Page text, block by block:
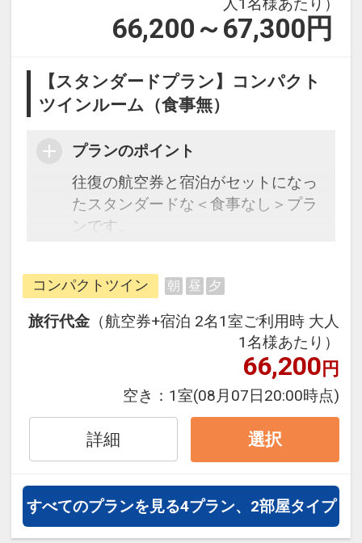
人1名様あたり）
66,200～67,300 円
【スタンダードプラン】コンパクト
ツインルーム（食事無）
プランのポイント
往復の航空券と宿泊がセットになっ
たスタンダードな＜食事なし＞プラ
ンです。
できるダイナミックパッケージだか
ら、一都市滞在はもちろん周遊旅行
にも最適！
・離島ターミナルから徒歩約7分の
・アパルームシアター（VOD）」を
無料ご視聴いただけます
旅行期間中の1泊だけの宿泊や延
泊・飛び泊なども自由自在です。
フライトは、安心のJAL（または
JALグループ）確約！フライトマイ
ル50%貯まります。
コンパクトツイン 朝 昼 夕
旅行代金 （航空券+宿泊 2名1室ご利用時 大人
1名様あたり）
66,200円
空き： 1室(08月07日20:00時点)
詳細 選択
すべてのプランを見る4プラン、2部屋タイプ